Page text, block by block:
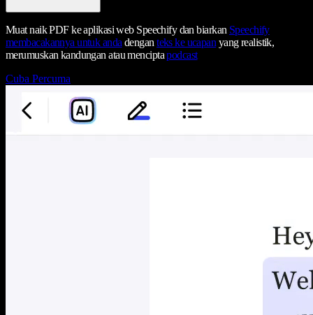
Muat naik PDF ke aplikasi web Speechify dan biarkan Speechify
membacakannya untuk anda denganteks ke ucapan yang realistik,
merumuskan kandungan atau menciptapodcast
Cuba Percuma